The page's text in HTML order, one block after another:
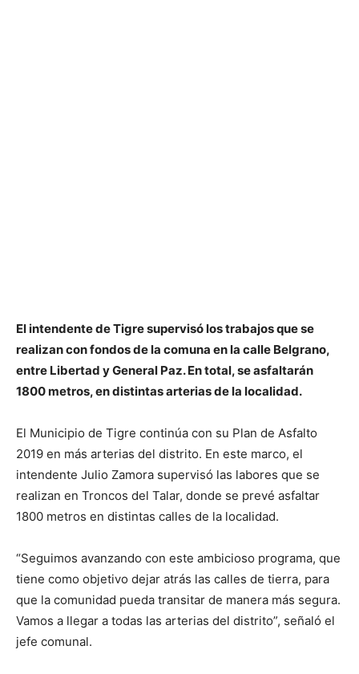
El intendente de Tigre supervisó los trabajos que se
realizan con fondos de la comuna en la calle Belgrano,
entre Libertad y General Paz. En total, se asfaltarán
1800 metros, en distintas arterias de la localidad.
El Municipio de Tigre continúa con su Plan de Asfalto
2019 en más arterias del distrito. En este marco, el
intendente Julio Zamora supervisó las labores que se
realizan en Troncos del Talar, donde se prevé asfaltar
1800 metros en distintas calles de la localidad.
“Seguimos avanzando con este ambicioso programa, que
tiene como objetivo dejar atrás las calles de tierra, para
que la comunidad pueda transitar de manera más segura.
Vamos a llegar a todas las arterias del distrito”, señaló el
jefe comunal.